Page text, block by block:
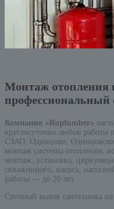
Монтаж отопления
профессиональный
Компания «Ruplumber»
круглосуточно любые
СЗАО, Одинцово,
монтаж системы отопления,
монтаж, установка,
скважинного, насоса,
работы — до 20 лет.
Срочный вызов сантехника